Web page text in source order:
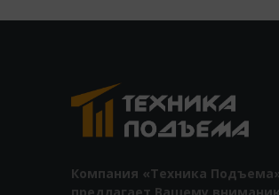
Компания «Техника